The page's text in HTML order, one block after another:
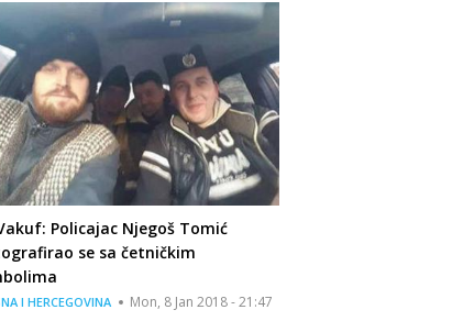
Policajac Njegoš Tomić
se sa četničkim
I HERCEGOVINA Mon, 8 Jan 2018 - 21:47